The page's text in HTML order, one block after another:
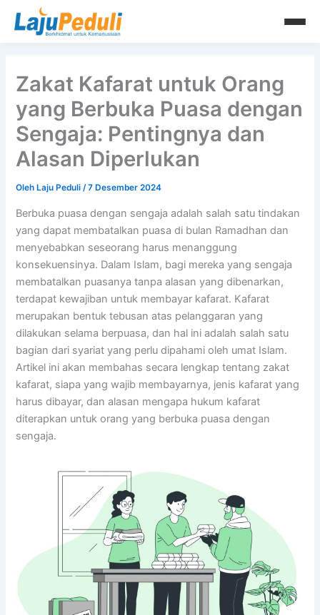
Zakat Kafarat untuk Orang
yang Berbuka Puasa dengan
Sengaja: Pentingnya dan
Alasan Diperlukan
Oleh Laju Peduli/7 Desember 2024
Berbuka puasa dengan sengaja adalah salah satu tindakan
yang dapat membatalkan puasa di bulan Ramadhan dan
menyebabkan seseorang harus menanggung
konsekuensinya. Dalam Islam, bagi mereka yang sengaja
membatalkan puasanya tanpa alasan yang dibenarkan,
terdapat kewajiban untuk membayar kafarat. Kafarat
merupakan bentuk tebusan atas pelanggaran yang
dilakukan selama berpuasa, dan hal ini adalah salah satu
bagian dari syariat yang perlu dipahami oleh umat Islam.
Artikel ini akan membahas secara lengkap tentang zakat
kafarat, siapa yang wajib membayarnya, jenis kafarat yang
harus dibayar, dan alasan mengapa hukum kafarat
diterapkan untuk orang yang berbuka puasa dengan
sengaja.